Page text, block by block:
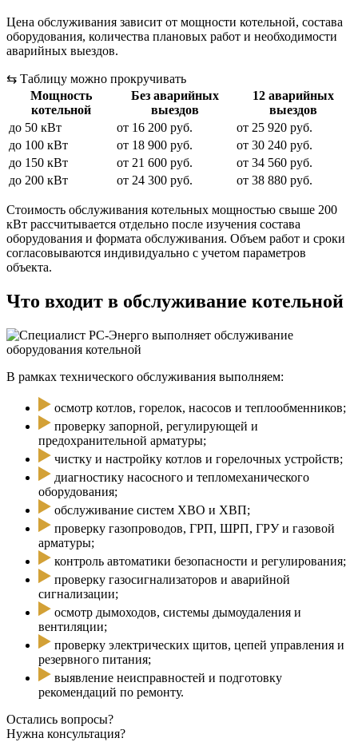
Цена обслуживания зависит от мощности котельной, состава
оборудования, количества плановых работ и необходимости
аварийных выездов.
⇆ Таблицу можно прокручивать
Мощность
котельной
Без аварийных
выездов
12 аварийных
выездов
до 50 кВт
от 16 200 руб.
от 25 920 руб.
до 100 кВт
от 18 900 руб.
от 30 240 руб.
до 150 кВт
от 21 600 руб.
от 34 560 руб.
до 200 кВт
от 24 300 руб. от 38 880 руб.
Стоимость обслуживания котельных мощностью свыше 200
кВт рассчитывается отдельно после изучения состава
оборудования и формата обслуживания. Объем работ и сроки
согласовываются индивидуально с учетом параметров
объекта.
Что входит в обслуживание котельной
В рамках технического обслуживания выполняем:
осмотр котлов, горелок, насосов и теплообменников;
проверку запорной, регулирующей и
предохранительной арматуры;
чистку и настройку котлов и горелочных устройств;
диагностику насосного и тепломеханического
оборудования;
обслуживание систем ХВО и ХВП;
проверку газопроводов, ГРП, ШРП, ГРУ и газовой
арматуры;
контроль автоматики безопасности и регулирования;
проверку газосигнализаторов и аварийной
сигнализации;
осмотр дымоходов, системы дымоудаления и
вентиляции;
проверку электрических щитов, цепей управления и
резервного питания;
выявление неисправностей и подготовку
рекомендаций по ремонту.
Остались вопросы?
Нужна консультация?